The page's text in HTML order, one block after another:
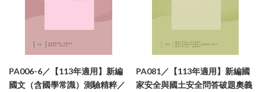
PA006-6／【113年適用】新編
國文（含國學常識）測驗精粹／
PA081／【113年適用】新編國
家安全與國土安全問答破題奧義